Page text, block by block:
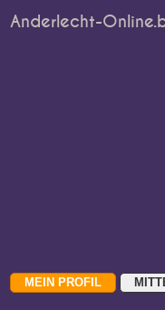
Anderlecht-